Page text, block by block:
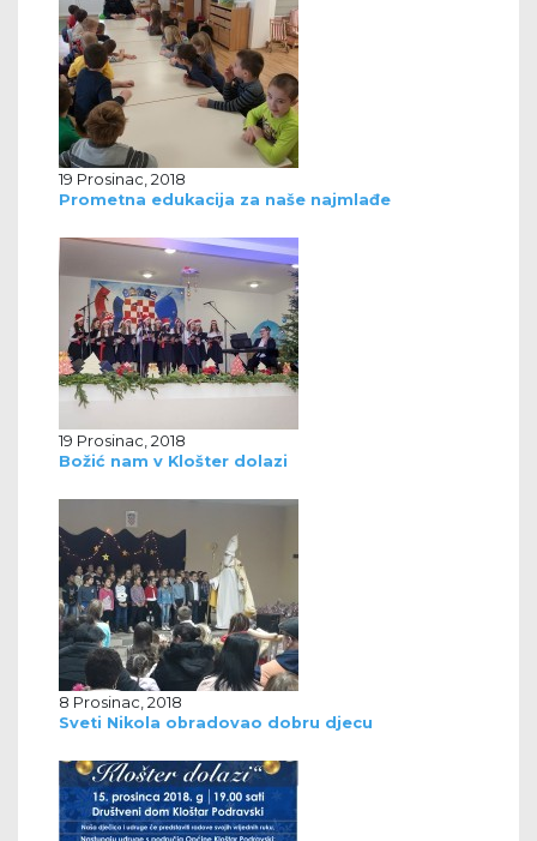
19 Prosinac, 2018
Prometna edukacija za naše najmlađe
19 Prosinac, 2018
Božić nam v Klošter dolazi
8 Prosinac, 2018
Sveti Nikola obradovao dobru djecu